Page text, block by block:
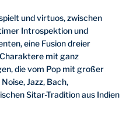
und virtuos, zwischen
Introspektion und
eine Fusion dreier
mit ganz
die vom Pop mit großer
Jazz, Bach,
Sitar-Tradition aus Indien